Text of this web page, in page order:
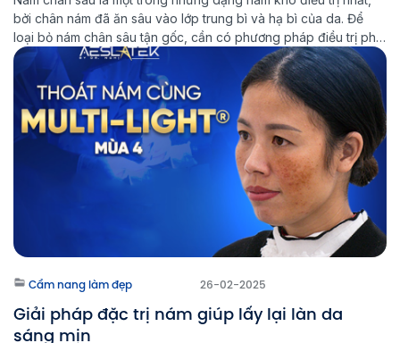
bởi chân nám đã ăn sâu vào lớp trung bì và hạ bì của da. Để
loại bỏ nám chân sâu tận gốc, cần có phương pháp điều trị phù
hợp và kiên trì trong quá trình chăm sóc da. Multi Light […]
Cẩm nang làm đẹp 26-02-2025
Giải pháp đặc trị nám giúp lấy lại làn da
sáng mịn